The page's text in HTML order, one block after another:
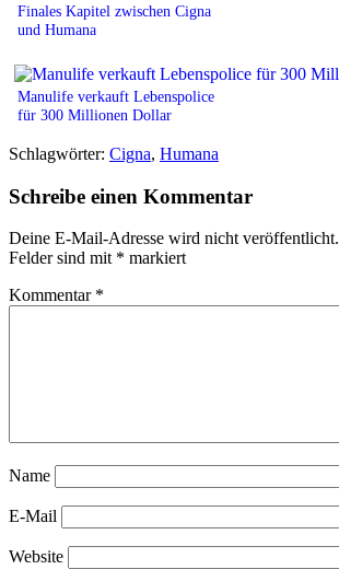
Finales Kapitel zwischen Cigna
und Humana
Manulife verkauft Lebenspolice
für 300 Millionen Dollar
Schlagwörter: Cigna, Humana
Schreibe einen Kommentar
Deine E-Mail-Adresse wird nicht veröffentlicht.
Felder sind mit * markiert
Kommentar *
Name
E-Mail
Website